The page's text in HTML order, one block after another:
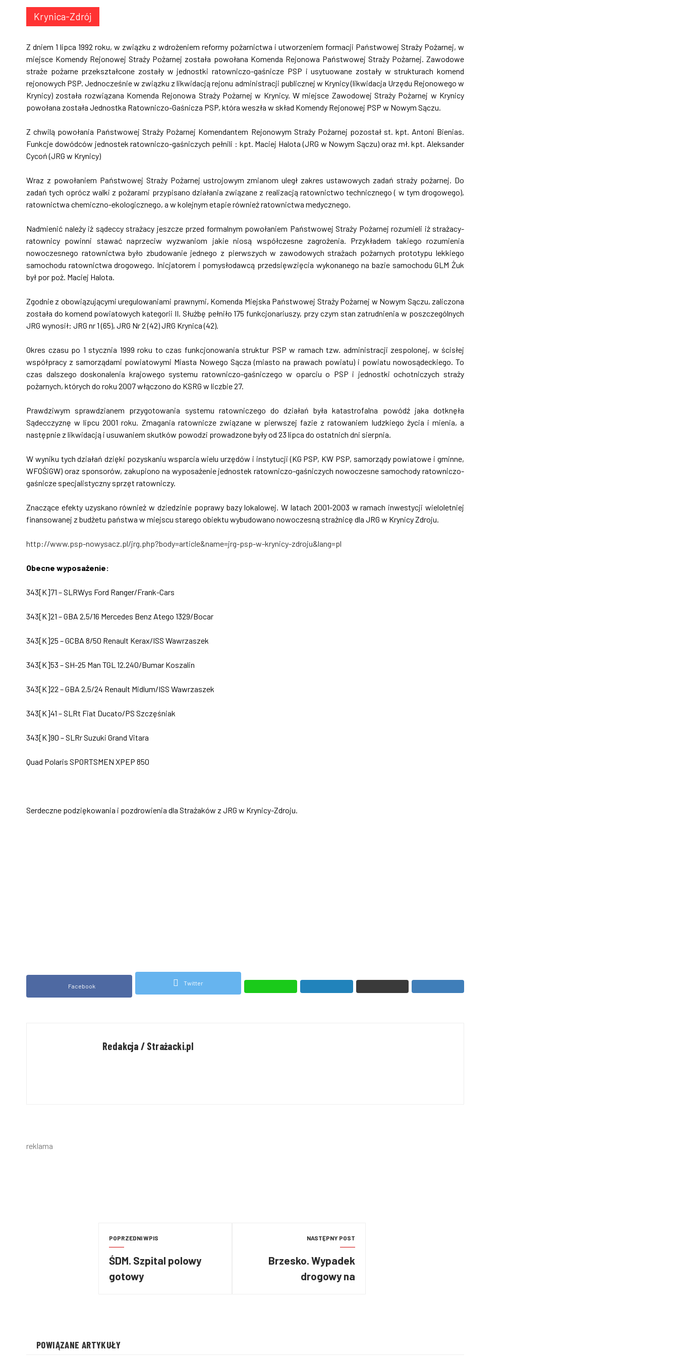
Krynica-Zdrój
Z dniem 1 lipca 1992 roku, w związku z wdrożeniem reformy pożarnictwa i utworzeniem formacji Państwowej Straży Pożarnej, w
miejsce Komendy Rejonowej Straży Pożarnej została powołana Komenda Rejonowa Państwowej Straży Pożarnej. Zawodowe
straże pożarne przekształcone zostały w jednostki ratowniczo-gaśnicze PSP i usytuowane zostały w strukturach komend
rejonowych PSP. Jednocześnie w związku z likwidacją rejonu administracji publicznej w Krynicy (likwidacja Urzędu Rejonowego w
Krynicy) została rozwiązana Komenda Rejonowa Straży Pożarnej w Krynicy. W miejsce Zawodowej Straży Pożarnej w Krynicy
powołana została Jednostka Ratowniczo-Gaśnicza PSP, która weszła w skład Komendy Rejonowej PSP w Nowym Sączu.
Z chwilą powołania Państwowej Straży Pożarnej Komendantem Rejonowym Straży Pożarnej pozostał st. kpt. Antoni Bienias.
Funkcje dowódców jednostek ratowniczo-gaśniczych pełnili : kpt. Maciej Halota (JRG w Nowym Sączu) oraz mł. kpt. Aleksander
Cycoń (JRG w Krynicy)
Wraz z powołaniem Państwowej Straży Pożarnej ustrojowym zmianom uległ zakres ustawowych zadań straży pożarnej. Do
zadań tych oprócz walki z pożarami przypisano działania związane z realizacją ratownictwo technicznego ( w tym drogowego),
ratownictwa chemiczno-ekologicznego, a w kolejnym etapie również ratownictwa medycznego.
Nadmienić należy iż sądeccy strażacy jeszcze przed formalnym powołaniem Państwowej Straży Pożarnej rozumieli iż strażacy-
ratownicy powinni stawać naprzeciw wyzwaniom jakie niosą współczesne zagrożenia. Przykładem takiego rozumienia
nowoczesnego ratownictwa było zbudowanie jednego z pierwszych w zawodowych strażach pożarnych prototypu lekkiego
samochodu ratownictwa drogowego. Inicjatorem i pomysłodawcą przedsięwzięcia wykonanego na bazie samochodu GLM Żuk
był por poż. Maciej Halota.
Zgodnie z obowiązującymi uregulowaniami prawnymi, Komenda Miejska Państwowej Straży Pożarnej w Nowym Sączu, zaliczona
została do komend powiatowych kategorii II. Służbę pełniło 175 funkcjonariuszy, przy czym stan zatrudnienia w poszczególnych
JRG wynosił: JRG nr 1 (65), JRG Nr 2 (42) JRG Krynica (42).
Okres czasu po 1 stycznia 1999 roku to czas funkcjonowania struktur PSP w ramach tzw. administracji zespolonej, w ścisłej
współpracy z samorządami powiatowymi Miasta Nowego Sącza (miasto na prawach powiatu) i powiatu nowosądeckiego. To
czas dalszego doskonalenia krajowego systemu ratowniczo-gaśniczego w oparciu o PSP i jednostki ochotniczych straży
pożarnych, których do roku 2007 włączono do KSRG w liczbie 27.
Prawdziwym sprawdzianem przygotowania systemu ratowniczego do działań była katastrofalna powódź jaka dotknęła
Sądecczyznę w lipcu 2001 roku. Zmagania ratownicze związane w pierwszej fazie z ratowaniem ludzkiego życia i mienia, a
następnie z likwidacją i usuwaniem skutków powodzi prowadzone były od 23 lipca do ostatnich dni sierpnia.
W wyniku tych działań dzięki pozyskaniu wsparcia wielu urzędów i instytucji (KG PSP, KW PSP, samorządy powiatowe i gminne,
WFOŚiGW) oraz sponsorów, zakupiono na wyposażenie jednostek ratowniczo-gaśniczych nowoczesne samochody ratowniczo-
gaśnicze specjalistyczny sprzęt ratowniczy.
Znaczące efekty uzyskano również w dziedzinie poprawy bazy lokalowej. W latach 2001-2003 w ramach inwestycji wieloletniej
finansowanej z budżetu państwa w miejscu starego obiektu wybudowano nowoczesną strażnicę dla JRG w Krynicy Zdroju.
http://www.psp-nowysacz.pl/jrg.php?body=article&name=jrg-psp-w-krynicy-zdroju&lang=pl
Obecne wyposażenie:
343[K]71 – SLRWys Ford Ranger/Frank-Cars
343[K]21 – GBA 2,5/16 Mercedes Benz Atego 1329/Bocar
343[K]25 – GCBA 8/50 Renault Kerax/ISS Wawrzaszek
343[K]53 – SH-25 Man TGL 12.240/Bumar Koszalin
343[K]22 – GBA 2,5/24 Renault Midlum/ISS Wawrzaszek
343[K]41 – SLRt Fiat Ducato/PS Szczęśniak
343[K]90 – SLRr Suzuki Grand Vitara
Quad Polaris SPORTSMEN XPEP 850
Serdeczne podziękowania i pozdrowienia dla Strażaków z JRG w Krynicy-Zdroju.
Facebook Twitter
Redakcja / Strażacki.pl
reklama
POPRZEDNI WPIS
ŚDM. Szpital polowy
gotowy
NASTĘPNY POST
Brzesko. Wypadek
drogowy na
POWIĄZANE ARTYKUŁY